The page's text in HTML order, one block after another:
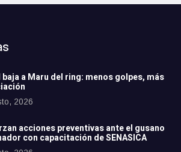
baja a Maru del ring: menos golpes, más
2026
acciones preventivas ante el gusano
con capacitación de SENASICA